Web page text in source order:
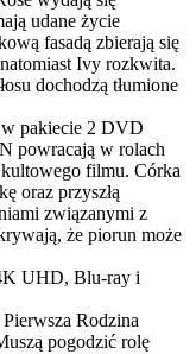
udane życie
fasadą zbierają się
Ivy rozkwita.
dochodzą tłumione
pakiecie 2 DVD
powracają w rolach
filmu. Córka
oraz przyszłą
związanymi z
że piorun może
UHD, Blu-ray i
Rodzina
pogodzić rolę